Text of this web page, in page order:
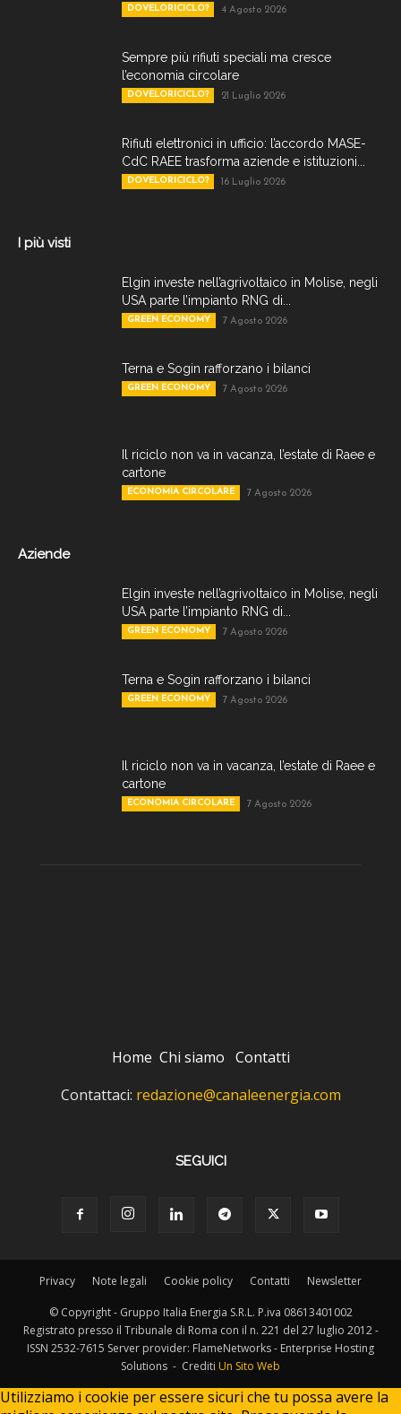
DOVELORICICLO? 4 Agosto 2026
Sempre più rifiuti speciali ma cresce
l’economia circolare
DOVELORICICLO? 21 Luglio 2026
Rifiuti elettronici in ufficio: l’accordo MASE-
CdC RAEE trasforma aziende e istituzioni...
DOVELORICICLO? 16 Luglio 2026
I più visti
Elgin investe nell’agrivoltaico in Molise, negli
USA parte l’impianto RNG di...
GREEN ECONOMY 7 Agosto 2026
Terna e Sogin rafforzano i bilanci
GREEN ECONOMY 7 Agosto 2026
Il riciclo non va in vacanza, l’estate di Raee e
cartone
ECONOMIA CIRCOLARE 7 Agosto 2026
Aziende
Elgin investe nell’agrivoltaico in Molise, negli
USA parte l’impianto RNG di...
GREEN ECONOMY 7 Agosto 2026
Terna e Sogin rafforzano i bilanci
GREEN ECONOMY 7 Agosto 2026
Il riciclo non va in vacanza, l’estate di Raee e
cartone
ECONOMIA CIRCOLARE 7 Agosto 2026
Home Chi siamo Contatti
Contattaci: redazione@canaleenergia.com
SEGUICI
Privacy Note legali Cookie policy Contatti Newsletter
© Copyright - Gruppo Italia Energia S.R.L. P.iva 08613401002
Registrato presso il Tribunale di Roma con il n. 221 del 27 luglio 2012 -
ISSN 2532-7615 Server provider: FlameNetworks - Enterprise Hosting
Solutions - Crediti Un Sito Web
Utilizziamo i cookie per essere sicuri che tu possa avere la